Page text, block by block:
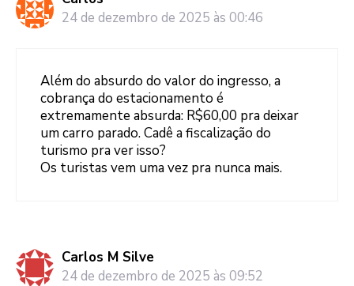
24 de dezembro de 2025 às 00:46
Além do absurdo do valor do ingresso, a
cobrança do estacionamento é
extremamente absurda: R$60,00 pra deixar
um carro parado. Cadê a fiscalização do
turismo pra ver isso?
Os turistas vem uma vez pra nunca mais.
Carlos M Silve
24 de dezembro de 2025 às 09:52